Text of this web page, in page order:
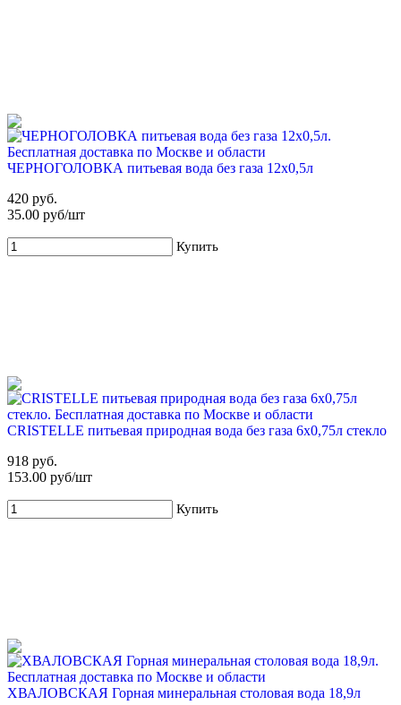
ЧЕРНОГОЛОВКА питьевая вода без газа 12х0,5л
420 руб.
35.00 руб/шт
Купить
CRISTELLE питьевая природная вода без газа 6х0,75л стекло
918 руб.
153.00 руб/шт
Купить
ХВАЛОВСКАЯ Горная минеральная столовая вода 18,9л